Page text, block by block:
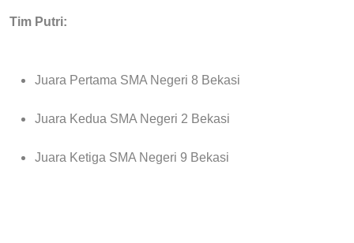
Tim Putri:
Juara Pertama SMA Negeri 8 Bekasi
Juara Kedua SMA Negeri 2 Bekasi
Juara Ketiga SMA Negeri 9 Bekasi